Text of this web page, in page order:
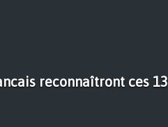
reconnaîtront ces 13